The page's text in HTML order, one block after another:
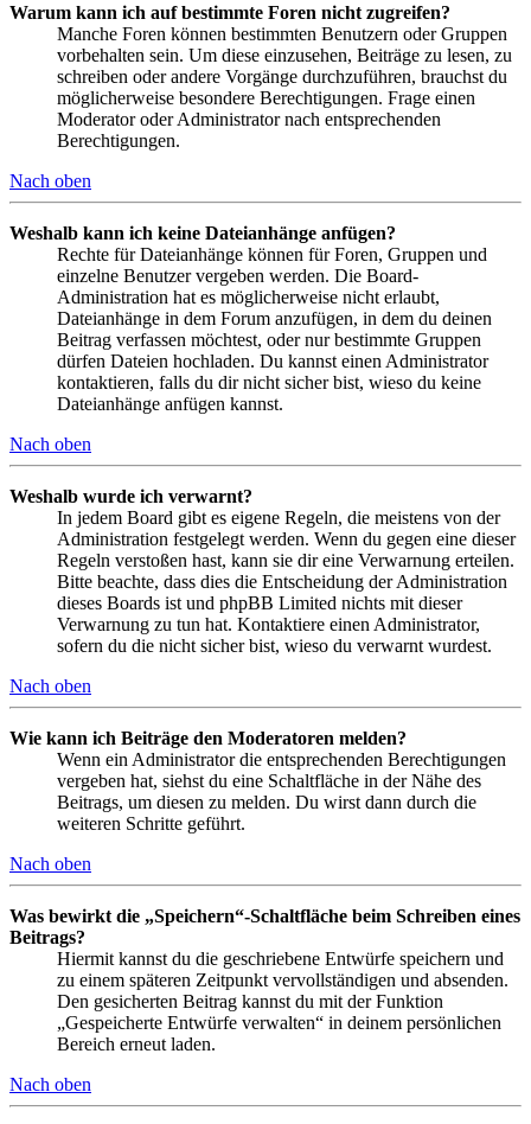
Warum kann ich auf bestimmte Foren nicht zugreifen?
Manche Foren können bestimmten Benutzern oder Gruppen
vorbehalten sein. Um diese einzusehen, Beiträge zu lesen, zu
schreiben oder andere Vorgänge durchzuführen, brauchst du
möglicherweise besondere Berechtigungen. Frage einen
Moderator oder Administrator nach entsprechenden
Berechtigungen.
Nach oben
Weshalb kann ich keine Dateianhänge anfügen?
Rechte für Dateianhänge können für Foren, Gruppen und
einzelne Benutzer vergeben werden. Die Board-
Administration hat es möglicherweise nicht erlaubt,
Dateianhänge in dem Forum anzufügen, in dem du deinen
Beitrag verfassen möchtest, oder nur bestimmte Gruppen
dürfen Dateien hochladen. Du kannst einen Administrator
kontaktieren, falls du dir nicht sicher bist, wieso du keine
Dateianhänge anfügen kannst.
Nach oben
Weshalb wurde ich verwarnt?
In jedem Board gibt es eigene Regeln, die meistens von der
Administration festgelegt werden. Wenn du gegen eine dieser
Regeln verstoßen hast, kann sie dir eine Verwarnung erteilen.
Bitte beachte, dass dies die Entscheidung der Administration
dieses Boards ist und phpBB Limited nichts mit dieser
Verwarnung zu tun hat. Kontaktiere einen Administrator,
sofern du die nicht sicher bist, wieso du verwarnt wurdest.
Nach oben
Wie kann ich Beiträge den Moderatoren melden?
Wenn ein Administrator die entsprechenden Berechtigungen
vergeben hat, siehst du eine Schaltfläche in der Nähe des
Beitrags, um diesen zu melden. Du wirst dann durch die
weiteren Schritte geführt.
Nach oben
Was bewirkt die „Speichern“-Schaltfläche beim Schreiben eines
Beitrags?
Hiermit kannst du die geschriebene Entwürfe speichern und
zu einem späteren Zeitpunkt vervollständigen und absenden.
Den gesicherten Beitrag kannst du mit der Funktion
„Gespeicherte Entwürfe verwalten“ in deinem persönlichen
Bereich erneut laden.
Nach oben